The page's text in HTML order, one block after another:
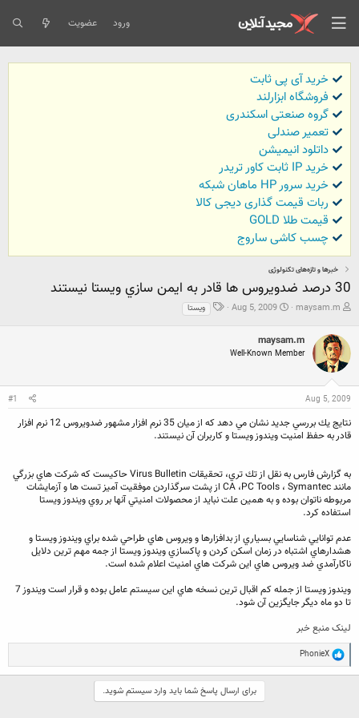
ورود عضویت
خرید آی پی ثابت
فروشگاه ابزارلند
گروه صنعتی اسکندری
تعمیر صندلی
داتلود انیمیشن
خرید IP ثابت کاور تریدر
خرید سرور HP ماهان شبکه
ربات قیمت گذاری دیجی کالا
قیمت طلا GOLD
چسب کاشی ساروج
خبرها و تازه‌های تکنولوژی
30 درصد ضدويروس ها قادر به ايمن سازي ويستا نيستند
ش
ع
ک
ن
ه
و
ض
maysam.m
ت
ی
خ
Aug 5, 2009
ب ويستا
maysam.m
Well-Known Member
Aug 5, 2009
#1
نتايج يك بررسي جديد نشان مي دهد كه از ميان 35 نرم افزار مشهور ضدويروس 12 نرم افزار
قادر به حفظ امنيت ويندوز ويستا و كاربران آن نيستند.
به گزارش فارس به نقل از تك تري، تحقيقات Virus Bulletin حاكيست كه شركت هاي بزرگي
مانند CA ،PC Tools ، Symantec از پشت سرگذاردن موفقيت آميز تست ها و آزمايشات
مربوطه ناتوان بوده و به همين علت نبايد از محصولات امنيتي آنها بر روي ويندوز ويستا
استفاده كرد.
عدم توانايي شناسايي بسياري از بدافزارها و ويروس هاي طراحي شده براي ويندوز ويستا و
هشدارهاي اشتباه در زمان اسكن كردن و پاكسازي ويندوز ويستا از جمه مهم ترين دلايل
ناكارآمدي ضد ويروس هاي اين شركت هاي امنيت اعلام شده است.
ويندوز ويستا از جمله كم اقبال ترين نسخه هاي اين سيستم عامل بوده و قرار است ويندوز 7
تا دو ماه ديگر جايگزين آن شود.
لینک منبع خبر
R
e
a
PhonieX
برای ارسال پاسخ شما باید وارد سیستم شوید.